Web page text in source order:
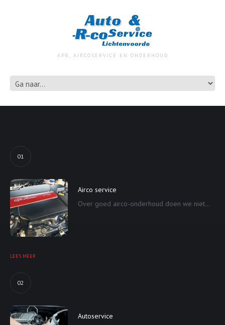
APK, AIRCOSERVICE EN ONDERHOUD
01
Airco service
Over goed airco-onderhoud doen we niet...
LEES MEER
02
Autoservice